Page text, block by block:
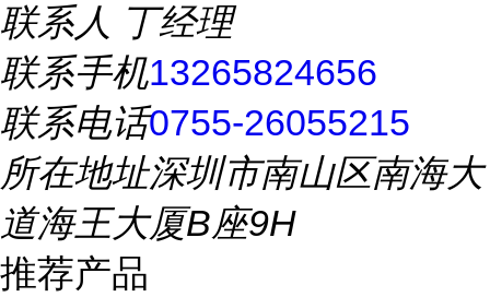
联系人 丁经理
联系手机13265824656
联系电话0755-26055215
所在地址深圳市南山区南海大
道海王大厦B座9H
推荐产品